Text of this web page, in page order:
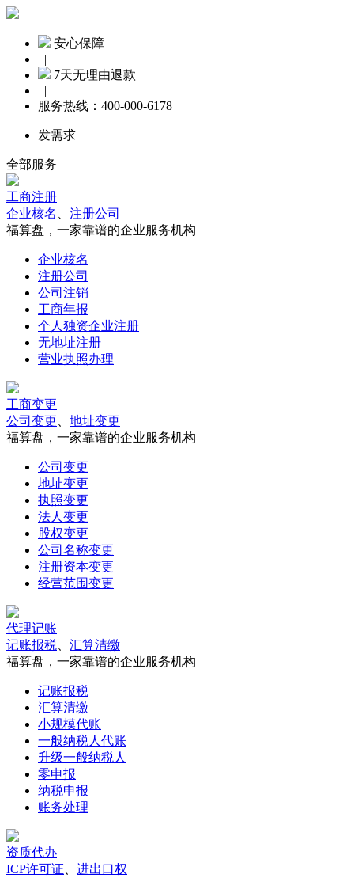
安心保障
|
7天无理由退款
|
服务热线： 400-000-6178
发需求
全部服务
工商注册
企业核名
注册公司
福算盘，一家靠谱的企业服务机构
企业核名
注册公司
公司注销
工商年报
个人独资企业注册
无地址注册
营业执照办理
工商变更
公司变更
地址变更
福算盘，一家靠谱的企业服务机构
公司变更
地址变更
执照变更
法人变更
股权变更
公司名称变更
注册资本变更
经营范围变更
代理记账
记账报税
汇算清缴
福算盘，一家靠谱的企业服务机构
记账报税
汇算清缴
小规模代账
一般纳税人代账
升级一般纳税人
零申报
纳税申报
账务处理
资质代办
ICP许可证
进出口权